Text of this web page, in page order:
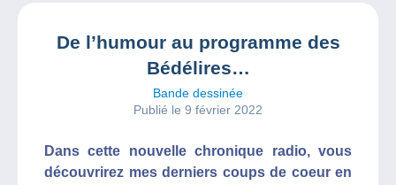
De l’humour au programme des
Bédélires…
Bande dessinée
Publié le 9 février 2022
Dans cette nouvelle chronique radio, vous
découvrirez mes derniers coups de coeur en